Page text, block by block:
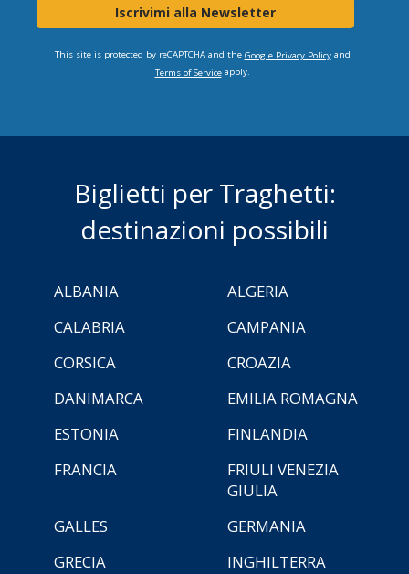
Iscrivimi alla Newsletter
This site is protected by reCAPTCHA and the Google Privacy Policyand
Terms of Serviceapply.
Biglietti per Traghetti:
destinazioni possibili
ALBANIA
ALGERIA
CALABRIA
CAMPANIA
CORSICA
CROAZIA
DANIMARCA
EMILIA ROMAGNA
ESTONIA
FINLANDIA
FRANCIA
FRIULI VENEZIA
GIULIA
GALLES
GERMANIA
GRECIA
INGHILTERRA